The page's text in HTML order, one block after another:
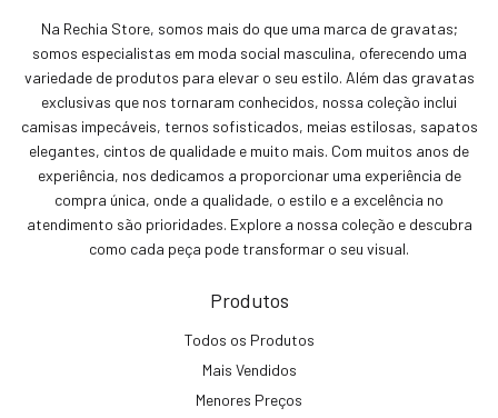
Na Rechia Store, somos mais do que uma marca de gravatas;
somos especialistas em moda social masculina, oferecendo uma
variedade de produtos para elevar o seu estilo. Além das gravatas
exclusivas que nos tornaram conhecidos, nossa coleção inclui
camisas impecáveis, ternos sofisticados, meias estilosas, sapatos
elegantes, cintos de qualidade e muito mais. Com muitos anos de
experiência, nos dedicamos a proporcionar uma experiência de
compra única, onde a qualidade, o estilo e a excelência no
atendimento são prioridades. Explore a nossa coleção e descubra
como cada peça pode transformar o seu visual.
Produtos
Todos os Produtos
Mais Vendidos
Menores Preços